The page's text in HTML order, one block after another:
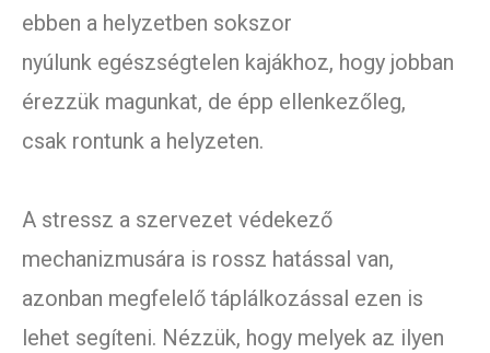
ebben a helyzetben sokszor
nyúlunk egészségtelen kajákhoz, hogy jobban
érezzük magunkat, de épp ellenkezőleg,
csak rontunk a helyzeten.
A stressz a szervezet védekező
mechanizmusára is rossz hatással van,
azonban megfelelő táplálkozással ezen is
lehet segíteni. Nézzük, hogy melyek az ilyen